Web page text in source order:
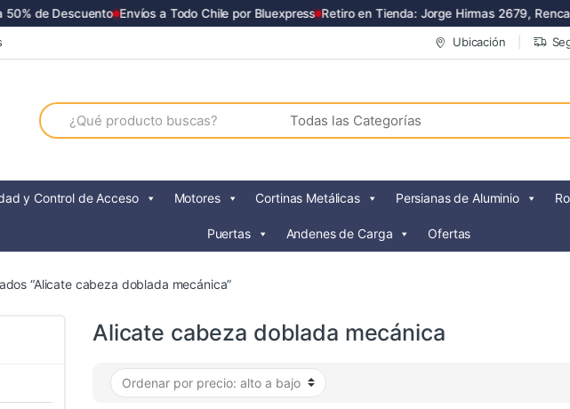
de Descuento Envíos a Todo Chile por Bluexpress Retiro en Tienda: Jorge Hirmas 2679, Renca
Ubicación
Search
for:
y Control de Acceso Motores Cortinas Metálicas Persianas de Aluminio
Puertas Andenes de Carga Ofertas
“Alicate cabeza doblada mecánica”
Alicate cabeza doblada mecánica